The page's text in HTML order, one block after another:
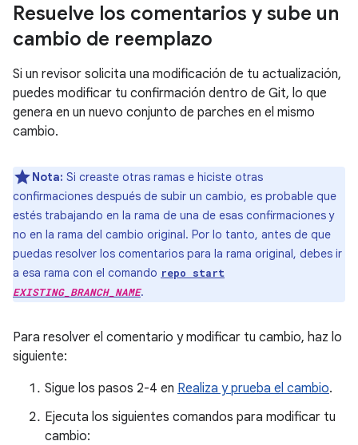
Resuelve los comentarios y sube un
cambio de reemplazo
Si un revisor solicita una modificación de tu actualización,
puedes modificar tu confirmación dentro de Git, lo que
genera en un nuevo conjunto de parches en el mismo
cambio.
Nota: Si creaste otras ramas e hiciste otras
confirmaciones después de subir un cambio, es probable que
estés trabajando en la rama de una de esas confirmaciones y
no en la rama del cambio original. Por lo tanto, antes de que
puedas resolver los comentarios para la rama original, debes ir
a esa rama con el comando repo start
EXISTING_BRANCH_NAME.
Para resolver el comentario y modificar tu cambio, haz lo
siguiente:
Sigue los pasos 2-4 en Realiza y prueba el cambio.
Ejecuta los siguientes comandos para modificar tu
cambio: